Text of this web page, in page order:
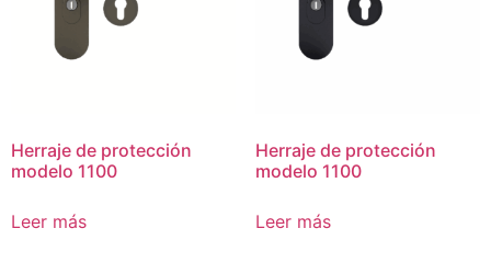
Herraje de protección
modelo 1100
Leer más
Herraje de protección
modelo 1100
Leer más